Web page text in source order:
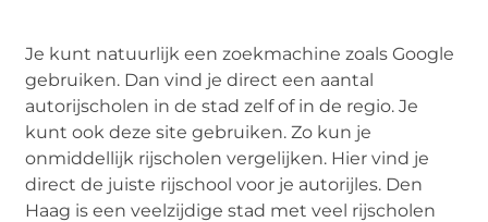
Je kunt natuurlijk een zoekmachine zoals Google
gebruiken. Dan vind je direct een aantal
autorijscholen in de stad zelf of in de regio. Je
kunt ook deze site gebruiken. Zo kun je
onmiddellijk rijscholen vergelijken. Hier vind je
direct de juiste rijschool voor je autorijles. Den
Haag is een veelzijdige stad met veel rijscholen